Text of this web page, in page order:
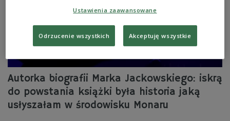
Autorka biografii Marka Jackowskiego: iskrą
do powstania książki była historia jaką
usłyszałam w środowisku Monaru
Ustawienia zaawansowane
Odrzucenie wszystkich Akceptuję wszystkie